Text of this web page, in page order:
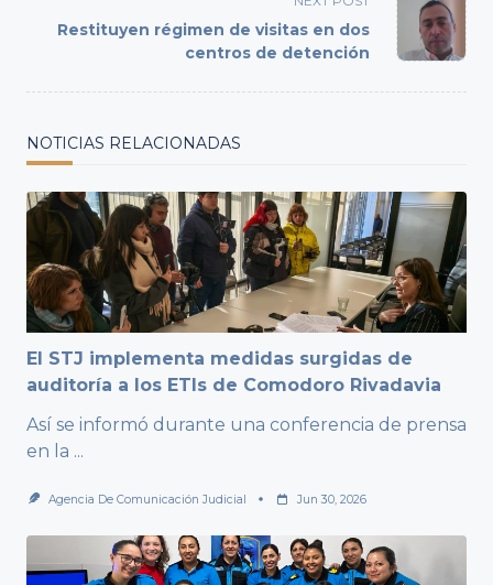
reader-
text">Page</span>
Restituyen régimen de visitas en dos
centros de detención
NOTICIAS RELACIONADAS
El STJ implementa medidas surgidas de
auditoría a los ETIs de Comodoro Rivadavia
Así se informó durante una conferencia de prensa
en la ...
Agencia De Comunicación Judicial Jun 30, 2026